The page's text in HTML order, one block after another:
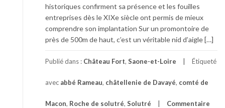
historiques confirment sa présence et les fouilles
entreprises dès le XIXe siècle ont permis de mieux
comprendre son implantation Sur un promontoire de
près de 500m de haut, c’est un véritable nid d’aigle […]
Publié dans : Château Fort, Saone-et-Loire Étiqueté
avec abbé Rameau, châtellenie de Davayé, comté de
Macon, Roche de solutré, Solutré Commentaire